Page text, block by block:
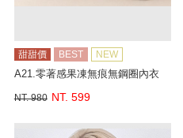
甜甜價 BEST NEW
A21.零著感果凍無痕無鋼圈內衣
NT. 980 NT. 599